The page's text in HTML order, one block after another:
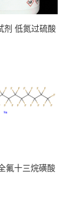
剂 低氮过硫酸
氟十三烷磺酸